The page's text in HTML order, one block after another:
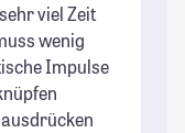
viel Zeit
wenig
Impulse